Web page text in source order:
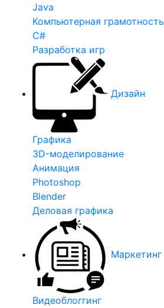
Java
Компьютерная грамотность
C#
Разработка игр
Дизайн
Графика
3D-моделирование
Анимация
Photoshop
Blender
Деловая графика
Маркетинг
Видеоблоггинг